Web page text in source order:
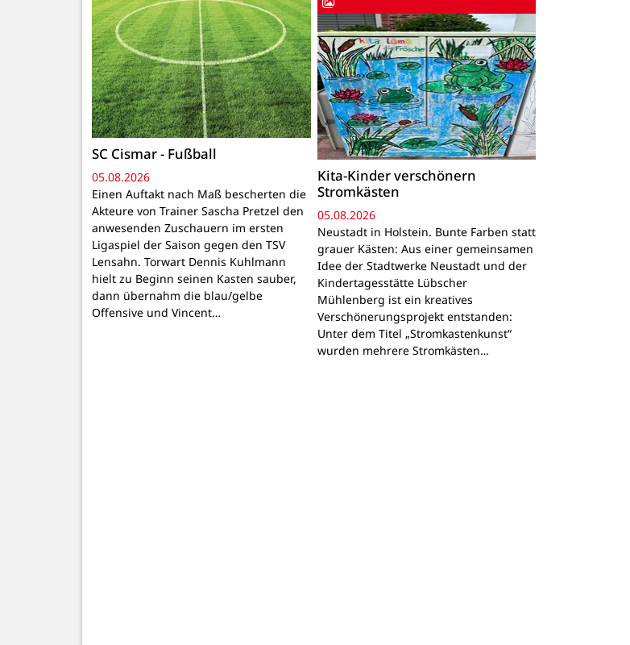
SC Cismar - Fußball
05.08.2026
Einen Auftakt nach Maß bescherten die
Akteure von Trainer Sascha Pretzel den
anwesenden Zuschauern im ersten
Ligaspiel der Saison gegen den TSV
Lensahn. Torwart Dennis Kuhlmann
hielt zu Beginn seinen Kasten sauber,
dann übernahm die blau/gelbe
Offensive und Vincent…
Kita-Kinder verschönern
Stromkästen
05.08.2026
Neustadt in Holstein. Bunte Farben statt
grauer Kästen: Aus einer gemeinsamen
Idee der Stadtwerke Neustadt und der
Kindertagesstätte Lübscher
Mühlenberg ist ein kreatives
Verschönerungsprojekt entstanden:
Unter dem Titel „Stromkastenkunst“
wurden mehrere Stromkästen…